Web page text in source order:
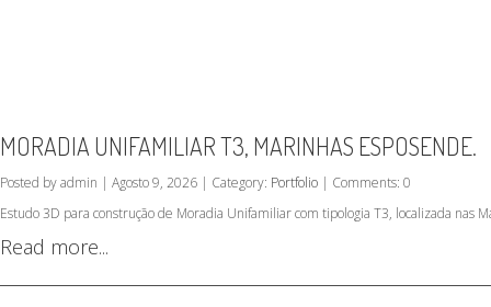
MORADIA UNIFAMILIAR T3, MARINHAS ESPOSENDE.
Posted by admin | Agosto 9, 2026 | Category: Portfolio | Comments: 0
Estudo 3D para construção de Moradia Unifamiliar com tipologia T3, localizada nas
Read more...